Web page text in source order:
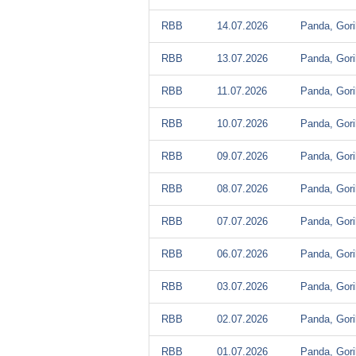
RBB 14.07.2026 Panda,
RBB 13.07.2026 Panda,
RBB 11.07.2026 Panda,
RBB 10.07.2026 Panda,
RBB 09.07.2026 Panda,
RBB 08.07.2026 Panda,
RBB 07.07.2026 Panda,
RBB 06.07.2026 Panda,
RBB 03.07.2026 Panda,
RBB 02.07.2026 Panda,
RBB 01.07.2026 Panda,